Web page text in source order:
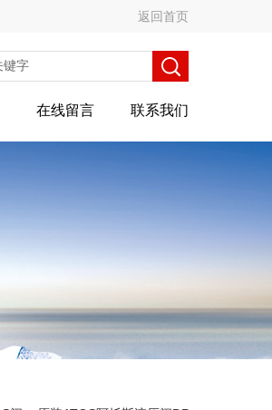
返回首页
在线留言 联系我们